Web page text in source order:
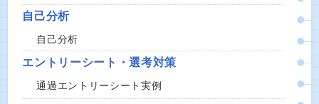
自己分析
自己分析
エントリーシート・選考対策
通過エントリーシート実例